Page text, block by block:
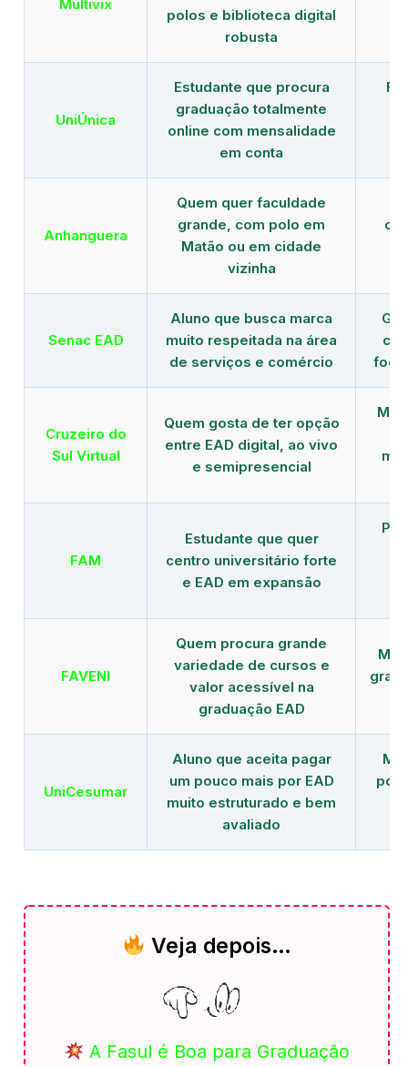
Multivix
polos e biblioteca digital
robusta
UniÚnica
Estudante que procura
graduação totalmente
online com mensalidade
em conta
Anhanguera
Quem quer faculdade
grande, com polo em
Matão ou em cidade
vizinha
Senac EAD
Aluno que busca marca
muito respeitada na área
de serviços e comércio
foco
Cruzeiro do
Sul Virtual
Quem gosta de ter opção
entre EAD digital, ao vivo
e semipresencial
FAM
Estudante que quer
centro universitário forte
e EAD em expansão
FAVENI
Quem procura grande
variedade de cursos e
valor acessível na
graduação EAD
UniCesumar
Aluno que aceita pagar
um pouco mais por EAD
muito estruturado e bem
avaliado
Veja depois…
A Fasul é Boa para Graduação